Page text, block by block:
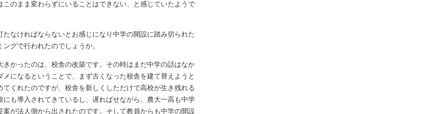
のまま変わらずにいることはできない、と感じていたようで
なければならないとお感じになり中学の開設に踏み切られた
グで行われたのでしょうか。
かったのは、校舎の改築です。その時はまだ中学の話はなか
になるということで、まず古くなった校舎を建て替えようと
くれたのですが、校舎を新しくしただけで高校が生き残れる
も導入されてきているし、遅ればせながら、農大一高も中学
が法人側から出されたのです。そして教員からも中学の開設